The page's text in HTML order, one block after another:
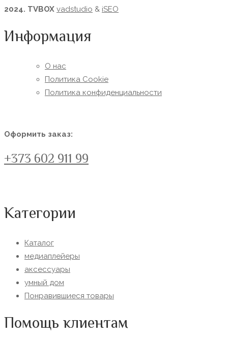
2024. TVBOX vadstudio & iSEO
Информация
О нас
Политика Сookie
Политика конфиденциальности
Оформить заказ:
+373 602 911 99
Категории
Каталог
медиаплейеры
аксессуары
умный дом
Понравившиеся товары
Помощь клиентам